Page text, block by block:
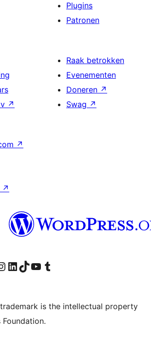
Plugins
Patronen
↗
Raak betrokken
Evenementen
Doneren ↗
Swag ↗
↗
↗
accountpagina bezoeken
ons Instagram account
Bezoek ons LinkedIn account
Bezoek ons TikTok account
Bezoek ons YouTube kanaalBezoek ons Tumblr account
is the intellectual property